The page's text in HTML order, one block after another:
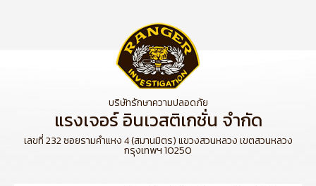
บริษัทรักษาความปลอดภัย
แรงเจอร์ อินเวสติเกชั่น จำกัด
เลขที่ 232 ซอยรามคำแหง 4 (สมานมิตร) แขวงสวนหลวง เขตสวนหลวง
กรุงเทพฯ 10250